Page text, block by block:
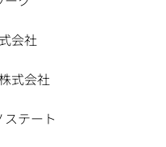
会社
式会社
テート